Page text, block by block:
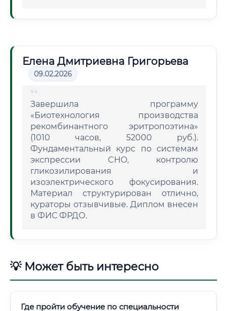
Елена Дмитриевна Григорьева
09.02.2026
Завершила программу
«Биотехнология производства
рекомбинантного эритропоэтина»
(1010 часов, 52000 руб.).
Фундаментальный курс по системам
экспрессии CHO, контролю
гликозилирования и
изоэлектрического фокусирования.
Материал структурирован отлично,
кураторы отзывчивые. Диплом внесен
в ФИС ФРДО.
💡 Может быть интересно
Где пройти обучение по специальности